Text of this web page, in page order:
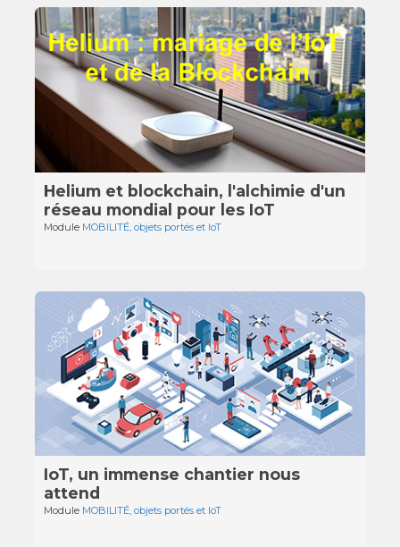
Helium et blockchain, l'alchimie d'un
réseau mondial pour les IoT
Module MOBILITÉ, objets portés et IoT
IoT, un immense chantier nous
attend
Module MOBILITÉ, objets portés et IoT